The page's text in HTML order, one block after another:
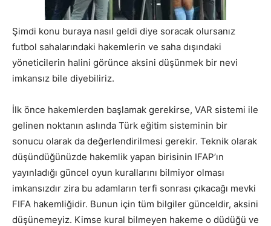
Şimdi konu buraya nasıl geldi diye soracak olursanız
futbol sahalarındaki hakemlerin ve saha dışındaki
yöneticilerin halini görünce aksini düşünmek bir nevi
imkansız bile diyebiliriz.
İlk önce hakemlerden başlamak gerekirse, VAR sistemi ile
gelinen noktanın aslında Türk eğitim sisteminin bir
sonucu olarak da değerlendirilmesi gerekir. Teknik olarak
düşündüğünüzde hakemlik yapan birisinin IFAP’ın
yayınladığı güncel oyun kurallarını bilmiyor olması
imkansızdır zira bu adamların terfi sonrası çıkacağı mevki
FIFA hakemliğidir. Bunun için tüm bilgiler günceldir, aksini
düşünemeyiz. Kimse kural bilmeyen hakeme o düdüğü ve